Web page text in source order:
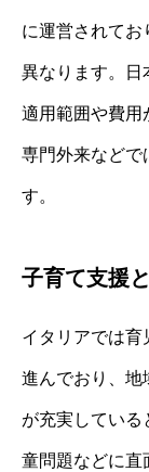
に運営されてお
異なります。日
適用範囲や費用
専門外来などで
す。
子育て支援
イタリアでは育
進んでおり、地
が充実している
童問題などに直